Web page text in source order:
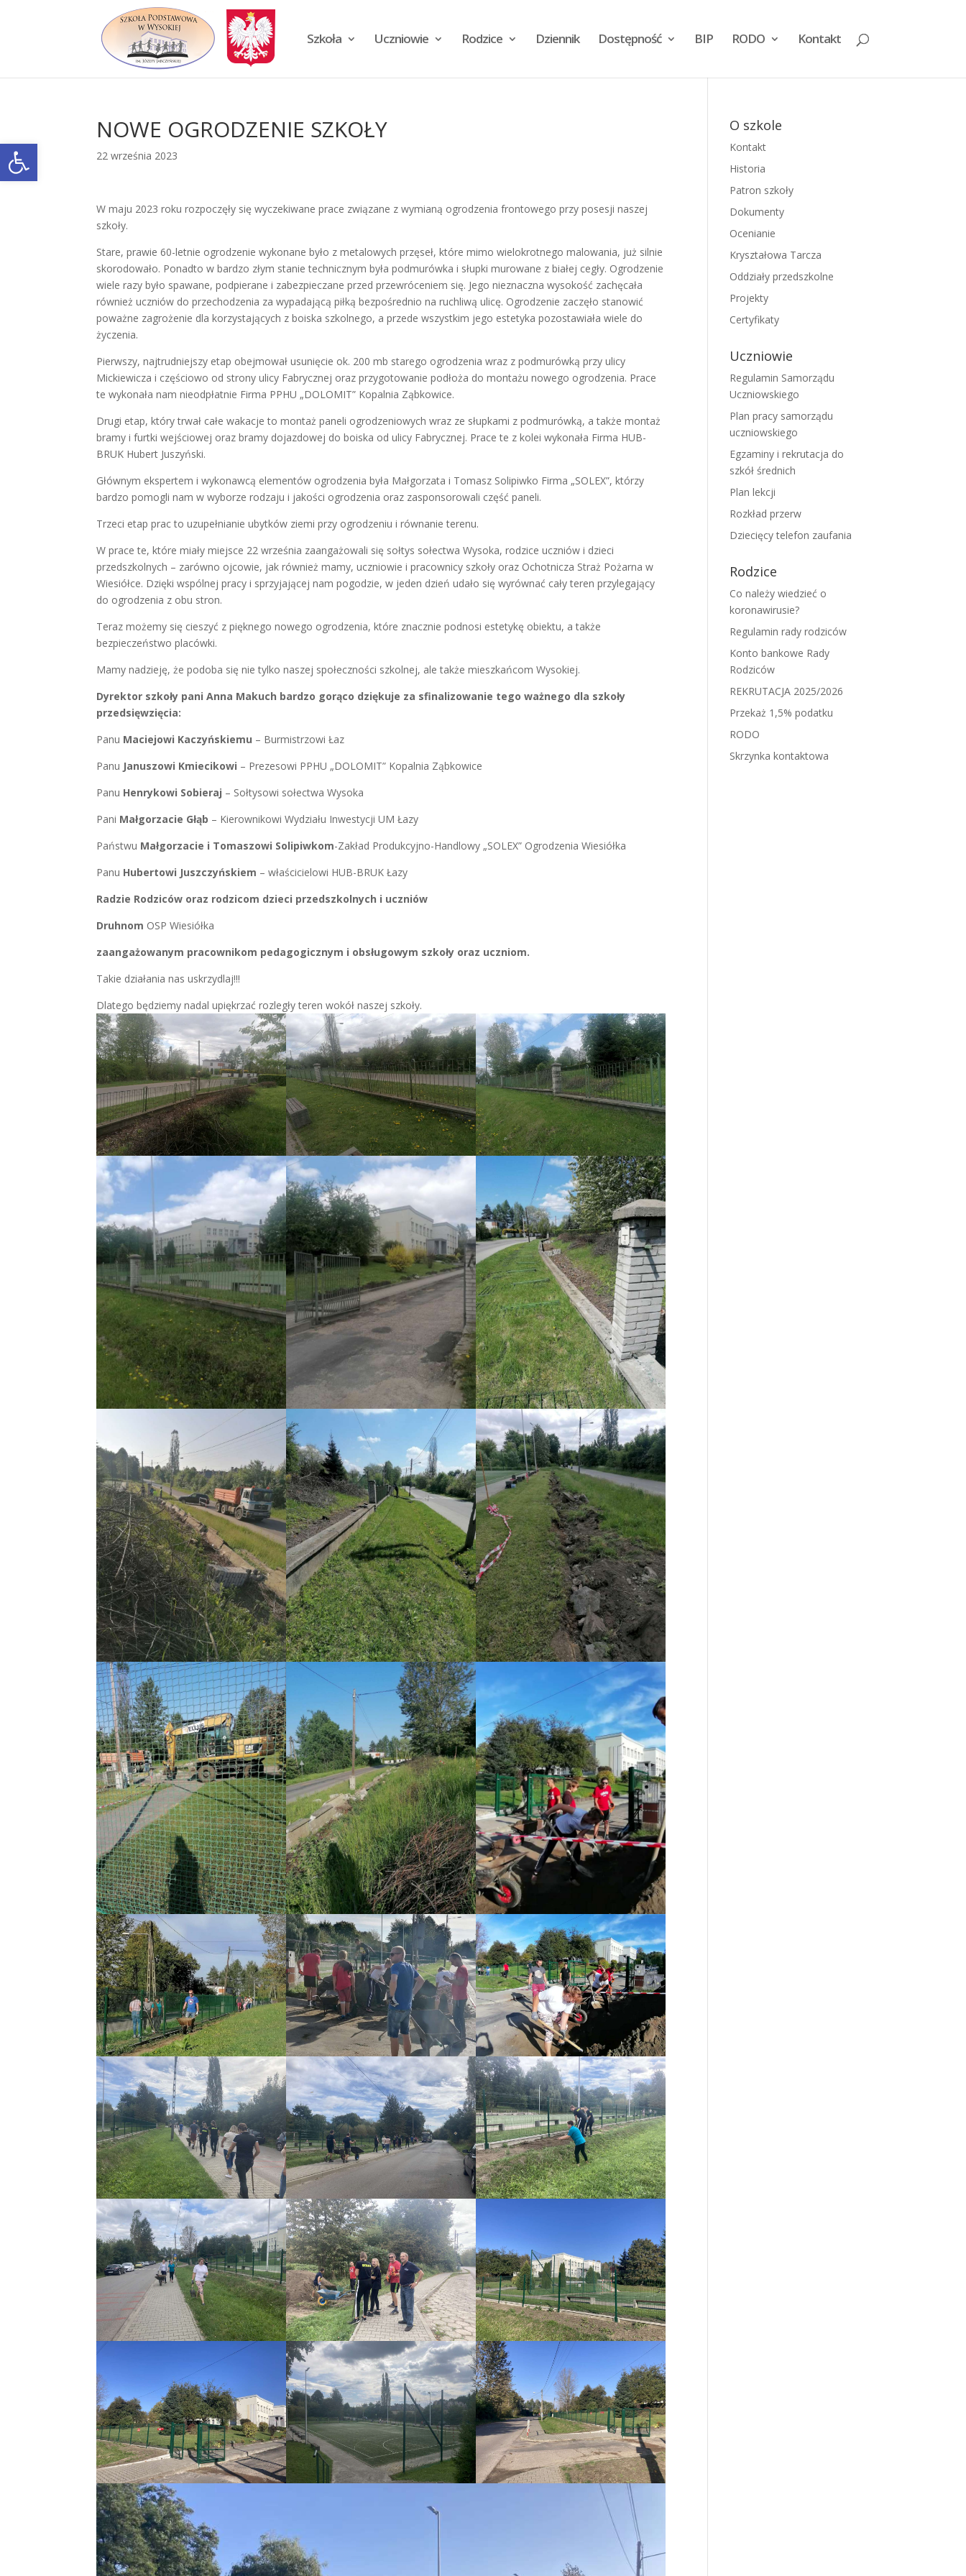
Otwórz pasek narzędzi
Szkoła Uczniowie Rodzice Dziennik Dostępność BIP RODO Kontakt
NOWE OGRODZENIE SZKOŁY
22 września 2023
W maju 2023 roku rozpoczęły się wyczekiwane prace związane z wymianą ogrodzenia frontowego przy posesji naszej
szkoły.
Stare, prawie 60-letnie ogrodzenie wykonane było z metalowych przęseł, które mimo wielokrotnego malowania, już silnie
skorodowało. Ponadto w bardzo złym stanie technicznym była podmurówka i słupki murowane z białej cegły. Ogrodzenie
wiele razy było spawane, podpierane i zabezpieczane przed przewróceniem się. Jego nieznaczna wysokość zachęcała
również uczniów do przechodzenia za wypadającą piłką bezpośrednio na ruchliwą ulicę. Ogrodzenie zaczęło stanowić
poważne zagrożenie dla korzystających z boiska szkolnego, a przede wszystkim jego estetyka pozostawiała wiele do
życzenia.
Pierwszy, najtrudniejszy etap obejmował usunięcie ok. 200 mb starego ogrodzenia wraz z podmurówką przy ulicy
Mickiewicza i częściowo od strony ulicy Fabrycznej oraz przygotowanie podłoża do montażu nowego ogrodzenia. Prace
te wykonała nam nieodpłatnie Firma PPHU „DOLOMIT” Kopalnia Ząbkowice.
Drugi etap, który trwał całe wakacje to montaż paneli ogrodzeniowych wraz ze słupkami z podmurówką, a także montaż
bramy i furtki wejściowej oraz bramy dojazdowej do boiska od ulicy Fabrycznej. Prace te z kolei wykonała Firma HUB-
BRUK Hubert Juszyński.
Głównym ekspertem i wykonawcą elementów ogrodzenia była Małgorzata i Tomasz Solipiwko Firma „SOLEX”, którzy
bardzo pomogli nam w wyborze rodzaju i jakości ogrodzenia oraz zasponsorowali część paneli.
Trzeci etap prac to uzupełnianie ubytków ziemi przy ogrodzeniu i równanie terenu.
W prace te, które miały miejsce 22 września zaangażowali się sołtys sołectwa Wysoka, rodzice uczniów i dzieci
przedszkolnych – zarówno ojcowie, jak również mamy, uczniowie i pracownicy szkoły oraz Ochotnicza Straż Pożarna w
Wiesiółce. Dzięki wspólnej pracy i sprzyjającej nam pogodzie, w jeden dzień udało się wyrównać cały teren przylegający
do ogrodzenia z obu stron.
Teraz możemy się cieszyć z pięknego nowego ogrodzenia, które znacznie podnosi estetykę obiektu, a także
bezpieczeństwo placówki.
Mamy nadzieję, że podoba się nie tylko naszej społeczności szkolnej, ale także mieszkańcom Wysokiej.
Dyrektor szkoły pani Anna Makuch bardzo gorąco dziękuje za sfinalizowanie tego ważnego dla szkoły
przedsięwzięcia:
Panu Maciejowi Kaczyńskiemu – Burmistrzowi Łaz
Panu Januszowi Kmiecikowi – Prezesowi PPHU „DOLOMIT” Kopalnia Ząbkowice
Panu Henrykowi Sobieraj – Sołtysowi sołectwa Wysoka
Pani Małgorzacie Głąb – Kierownikowi Wydziału Inwestycji UM Łazy
Państwu Małgorzacie i Tomaszowi Solipiwkom-Zakład Produkcyjno-Handlowy „SOLEX” Ogrodzenia Wiesiółka
Panu Hubertowi Juszczyńskiem – właścicielowi HUB-BRUK Łazy
Radzie Rodziców oraz rodzicom dzieci przedszkolnych i uczniów
Druhnom OSP Wiesiółka
zaangażowanym pracownikom pedagogicznym i obsługowym szkoły oraz uczniom.
Takie działania nas uskrzydlaj!!!
Dlatego będziemy nadal upiękrzać rozległy teren wokół naszej szkoły.
O szkole
Kontakt
Historia
Patron szkoły
Dokumenty
Ocenianie
Kryształowa Tarcza
Oddziały przedszkolne
Projekty
Certyfikaty
Uczniowie
Regulamin Samorządu
Uczniowskiego
Plan pracy samorządu
uczniowskiego
Egzaminy i rekrutacja do
szkół średnich
Plan lekcji
Rozkład przerw
Dziecięcy telefon zaufania
Rodzice
Co należy wiedzieć o
koronawirusie?
Regulamin rady rodziców
Konto bankowe Rady
Rodziców
REKRUTACJA 2025/2026
Przekaż 1,5% podatku
RODO
Skrzynka kontaktowa